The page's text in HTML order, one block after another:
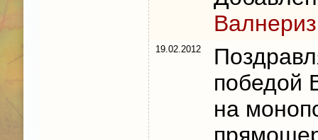
19.02.2012
победой
на